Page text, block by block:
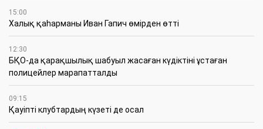
15:00
Халық қаһарманы Иван Гапич өмірден өтті
12:30
БҚО-да қарақшылық шабуыл жасаған күдіктіні ұстаған
полицейлер марапатталды
09:15
Қауіпті клубтардың күзеті де осал